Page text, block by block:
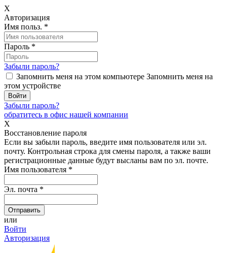
X
Авторизация
Имя польз. *
Пароль *
Забыли пароль?
Запомнить меня на этом компьютере Запомнить меня на
этом устройстве
Забыли пароль?
обратитесь в офис нашей компании
X
Восстановление пароля
Если вы забыли пароль, введите имя пользователя или эл.
почту. Контрольная строка для смены пароля, а также ваши
регистрационные данные будут высланы вам по эл. почте.
Имя пользователя *
Эл. почта *
или
Войти
Авторизация